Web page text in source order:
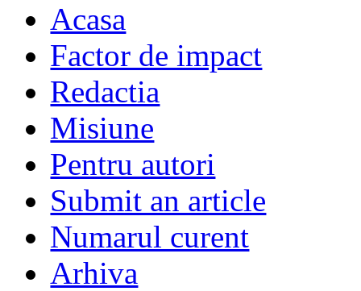
Acasa
Factor de impact
Redactia
Misiune
Pentru autori
Submit an article
Numarul curent
Arhiva